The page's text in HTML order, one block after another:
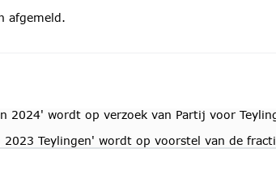
afgemeld.
2024' wordt op verzoek van Partij voor
Teylingen' wordt op voorstel van de